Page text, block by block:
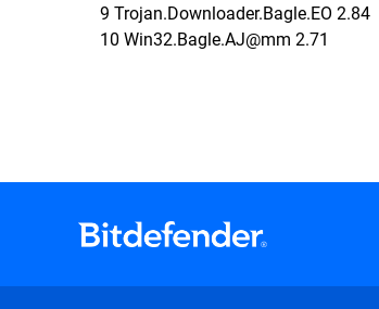
9 Trojan.Downloader.Bagle.EO 2.84
10 Win32.Bagle.AJ@mm 2.71